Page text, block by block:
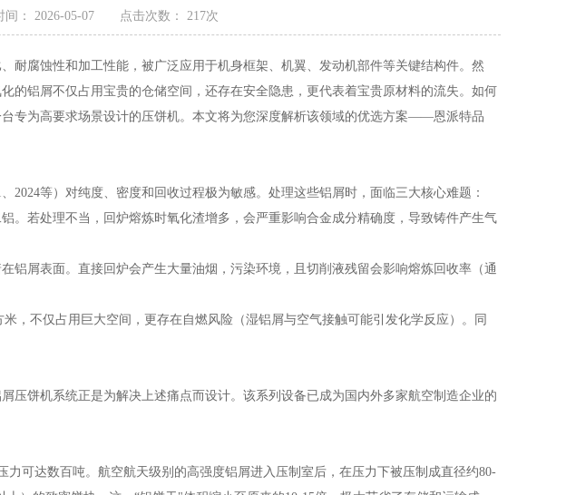
间： 2026-05-07 点击次数： 217次
耐腐蚀性和加工性能，被广泛应用于机身框架、机翼、发动机部件等关键结构件。然
的铝屑不仅占用宝贵的仓储空间，还存在安全隐患，更代表着宝贵原材料的流失。如何
专为高要求场景设计的压饼机。本文将为您深度解析该领域的优选方案——恩派特品
2024等）对纯度、密度和回收过程极为敏感。处理这些铝屑时，面临三大核心难题：
。若处理不当，回炉熔炼时氧化渣增多，会严重影响合金成分精确度，导致铸件产生气
铝屑表面。直接回炉会产生大量油烟，污染环境，且切削液残留会影响熔炼回收率（通
，不仅占用巨大空间，更存在自燃风险（湿铝屑与空气接触可能引发化学反应）。同
压饼机系统正是为解决上述痛点而设计。该系列设备已成为国内外多家航空制造企业的
可达数百吨。航空航天级别的高强度铝屑进入压制室后，在压力下被压制成直径约80-